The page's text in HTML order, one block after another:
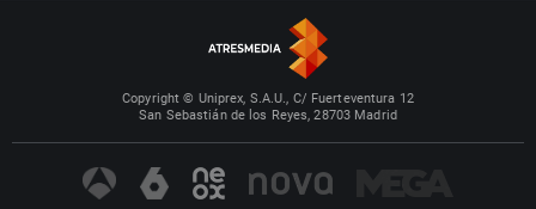
Copyright © Uniprex, S.A.U., C/ Fuerteventura 12
San Sebastián de los Reyes, 28703 Madrid